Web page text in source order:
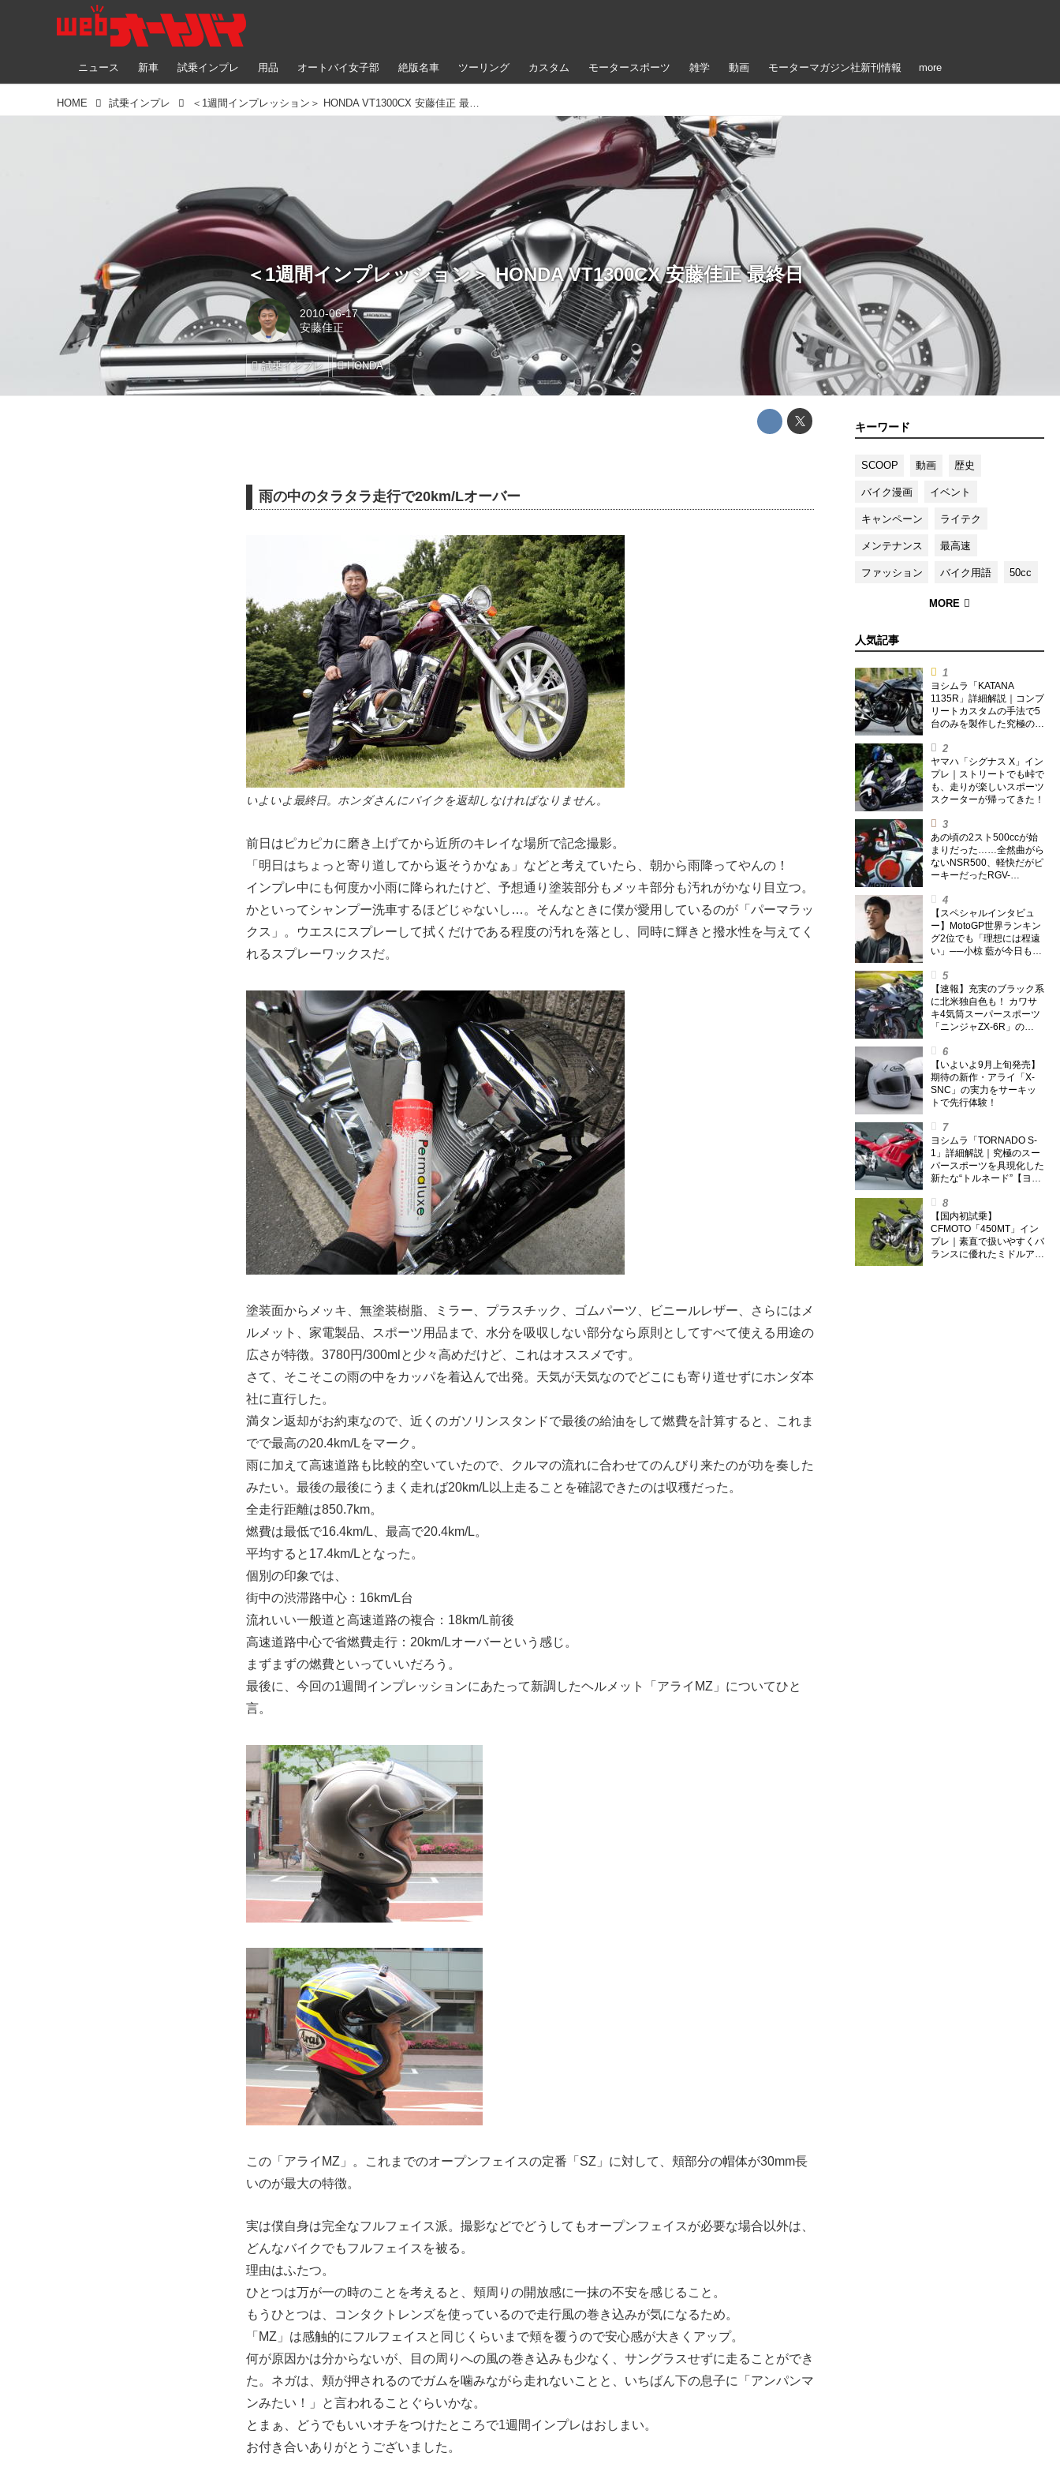
ニュース 新車 試乗インプレ 用品 オートバイ女子部 絶版名車 ツーリング カスタム モータースポーツ 雑学 動画 モーターマガジン社新刊情報 more
HOME 試乗インプレ ＜1週間インプレッション＞ HONDA VT1300CX 安藤佳正 最終日
＜1週間インプレッション＞ HONDA VT1300CX 安藤佳正 最終日
2010-06-17
安藤佳正
試乗インプレ HONDA
キーワード
SCOOP 動画 歴史
バイク漫画 イベント
キャンペーン ライテク
メンテナンス 最高速
ファッション バイク用語 50cc
人気記事
ヨシムラ「KATANA
1135R」詳細解説｜コンプ
リートカスタムの手法で5
台のみを製作した究極の銘
ヤマハ「シグナス X」イン
プレ｜ストリートでも峠で
も、走りが楽しいスポーツ
スクーターが帰ってきた！
あの頃の2スト500ccが始
まりだった……全然曲がら
ないNSR500、軽快だがピ
ーキーだったRGV-
(アオキマニアックレーシ
ング) Vol.1】
【スペシャルインタビュ
ー】MotoGP世界ランキン
グ2位でも「理想には程遠
い」──小椋 藍が今日も走
【速報】充実のブラック系
に北米独自色も！ カワサ
キ4気筒スーパースポーツ
「ニンジャZX-6R」の
筒ニンジャも出たよ【海
外】
【いよいよ9月上旬発売】
期待の新作・アライ「X-
SNC」の実力をサーキッ
トで先行体験！
ヨシムラ「TORNADO S-
1」詳細解説｜究極のスー
パースポーツを具現化した
新たな“トルネード”【ヨシ
【国内初試乗】
CFMOTO「450MT」イン
プレ｜素直で扱いやすくバ
ランスに優れたミドルアド
雨の中のタラタラ走行で20km/Lオーバー
いよいよ最終日。ホンダさんにバイクを返却しなければなりません。
前日はピカピカに磨き上げてから近所のキレイな場所で記念撮影。
「明日はちょっと寄り道してから返そうかなぁ」などと考えていたら、朝から雨降ってやんの！
インプレ中にも何度か小雨に降られたけど、予想通り塗装部分もメッキ部分も汚れがかなり目立つ。
かといってシャンプー洗車するほどじゃないし…。そんなときに僕が愛用しているのが「パーマラッ
クス」。ウエスにスプレーして拭くだけである程度の汚れを落とし、同時に輝きと撥水性を与えてく
れるスプレーワックスだ。
塗装面からメッキ、無塗装樹脂、ミラー、プラスチック、ゴムパーツ、ビニールレザー、さらにはメ
ルメット、家電製品、スポーツ用品まで、水分を吸収しない部分なら原則としてすべて使える用途の
広さが特徴。3780円/300mlと少々高めだけど、これはオススメです。
さて、そこそこの雨の中をカッパを着込んで出発。天気が天気なのでどこにも寄り道せずにホンダ本
社に直行した。
満タン返却がお約束なので、近くのガソリンスタンドで最後の給油をして燃費を計算すると、これま
でで最高の20.4km/Lをマーク。
雨に加えて高速道路も比較的空いていたので、クルマの流れに合わせてのんびり来たのが功を奏した
みたい。最後の最後にうまく走れば20km/L以上走ることを確認できたのは収穫だった。
全走行距離は850.7km。
燃費は最低で16.4km/L、最高で20.4km/L。
平均すると17.4km/Lとなった。
個別の印象では、
街中の渋滞路中心：16km/L台
流れいい一般道と高速道路の複合：18km/L前後
高速道路中心で省燃費走行：20km/Lオーバーという感じ。
まずまずの燃費といっていいだろう。
最後に、今回の1週間インプレッションにあたって新調したヘルメット「アライMZ」についてひと
言。
この「アライMZ」。これまでのオープンフェイスの定番「SZ」に対して、頬部分の帽体が30mm長
いのが最大の特徴。
実は僕自身は完全なフルフェイス派。撮影などでどうしてもオープンフェイスが必要な場合以外は、
どんなバイクでもフルフェイスを被る。
理由はふたつ。
ひとつは万が一の時のことを考えると、頬周りの開放感に一抹の不安を感じること。
もうひとつは、コンタクトレンズを使っているので走行風の巻き込みが気になるため。
「MZ」は感触的にフルフェイスと同じくらいまで頬を覆うので安心感が大きくアップ。
何が原因かは分からないが、目の周りへの風の巻き込みも少なく、サングラスせずに走ることができ
た。ネガは、頬が押されるのでガムを噛みながら走れないことと、いちばん下の息子に「アンパンマ
ンみたい！」と言われることぐらいかな。
とまぁ、どうでもいいオチをつけたところで1週間インプレはおしまい。
お付き合いありがとうございました。